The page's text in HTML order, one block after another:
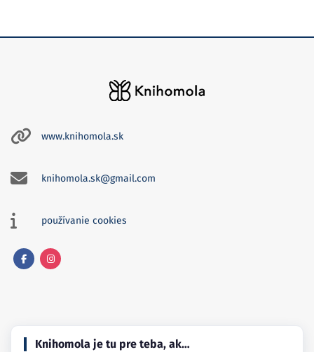
www.knihomola.sk
knihomola.sk@gmail.com
používanie cookies
Knihomola je tu pre teba, ak…